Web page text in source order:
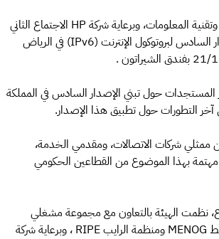
نظمت هيئة الاتصالات وتقنية المعلومات، وبرعاية شركة HP الاجتماع الثاني
عشر لفريق عمل الإصدار السادس لبروتوكول الإنترنت (IPv6) في الرياض
المستجدات حول تبني الإصدار السادس في المملكة
آخر التطورات حول تطبيق هذا الإصدار.
شركات الاتصالات، ومقدمي الخدمة،
بهذا الموضوع من القطاعين الحكومي
نظمت الهيئة بالتعاون مع مجموعة مشغلي
الشبكة في الشرق الأوسط MENOG ومنظمة الرايب RIPE ، وبرعاية شركة